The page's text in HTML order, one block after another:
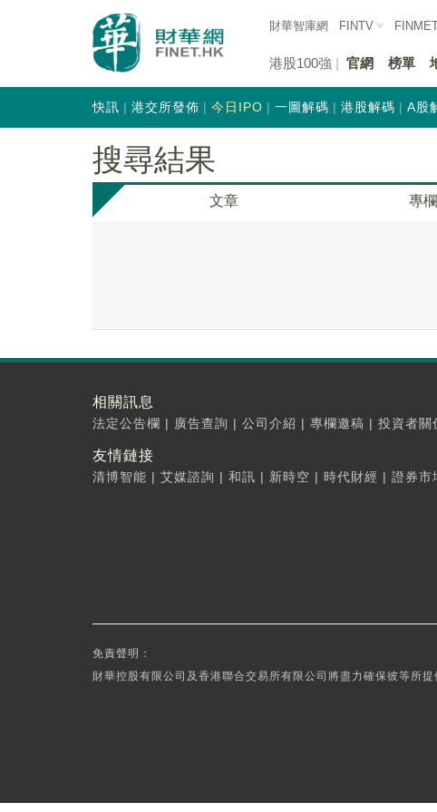
財華智庫網 FINTV
港股100強 官網 榜單
快訊 港交所發佈 今日IPO 一圖解碼 港股解碼 A股
搜尋結果
文章 專欄
相關訊息
法定公告欄 | 廣告查詢 | 公司介紹 | 專欄邀稿 | 投資者關
友情鏈接
清博智能 | 艾媒諮詢 | 和訊 | 新時空 | 時代財經 | 證券市
免責聲明：
財華控股有限公司及香港聯合交易所有限公司將盡力確保彼等所